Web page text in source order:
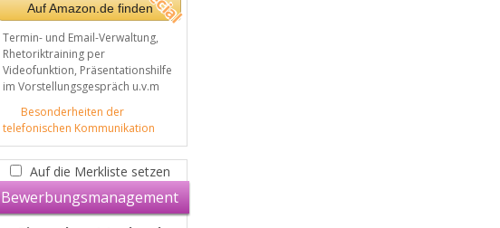
Auf Amazon.de finden
Termin- und Email-Verwaltung,
Rhetoriktraining per
Videofunktion, Präsentationshilfe
im Vorstellungsgespräch u.v.m
Besonderheiten der
telefonischen Kommunikation
Auf die Merkliste setzen
Bewerbungsmanagement